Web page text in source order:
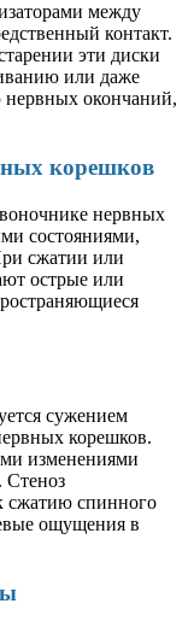
между
контакт.
эти диски
или даже
окончаний,
корешков
нервных
состояниями,
сжатии или
острые или
сужением
корешков.
изменениями
Стеноз
сжатию спинного
ощущения в